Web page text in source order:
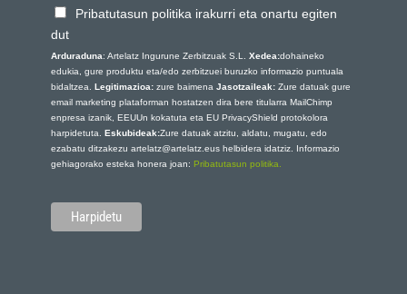
Pribatutasun politika irakurri eta onartu egiten
dut
Arduraduna: Artelatz Ingurune Zerbitzuak S.L. Xedea:dohaineko
edukia, gure produktu eta/edo zerbitzuei buruzko informazio puntuala
bidaltzea. Legitimazioa:zure baimena Jasotzaileak: Zure datuak gure
email marketing plataforman hostatzen dira bere titularra MailChimp
enpresa izanik, EEUUn kokatuta eta EU PrivacyShield protokolora
harpidetuta. Eskubideak:Zure datuak atzitu, aldatu, mugatu, edo
ezabatu ditzakezu artelatz@artelatz.eus helbidera idatziz. Informazio
gehiagorako esteka honera joan: Pribatutasun politika.